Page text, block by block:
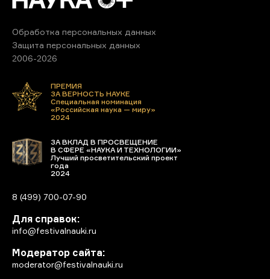
Обработка персональных данных
Защита персональных данных
2006-2026
ПРЕМИЯ
ЗА ВЕРНОСТЬ НАУКЕ
Специальная номинация
«Российская наука — миру»
2024
ЗА ВКЛАД В ПРОСВЕЩЕНИЕ
В СФЕРЕ «НАУКА И ТЕХНОЛОГИИ»
Лучший просветительский проект
года
2024
8 (499) 700-07-90
Для справок:
info@festivalnauki.ru
Модератор сайта:
moderator@festivalnauki.ru